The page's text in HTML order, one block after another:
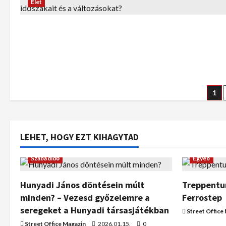
Élet
1
LEHET, HOGY EZT KIHAGYTAD
Szabadidő
Hunyadi János döntésein múlt
minden? – Vezesd győzelemre a
seregeket a Hunyadi társasjátékban
Street Office Magazin 2026.01.15. 0
Egyéb
Ferrostep
Street Office